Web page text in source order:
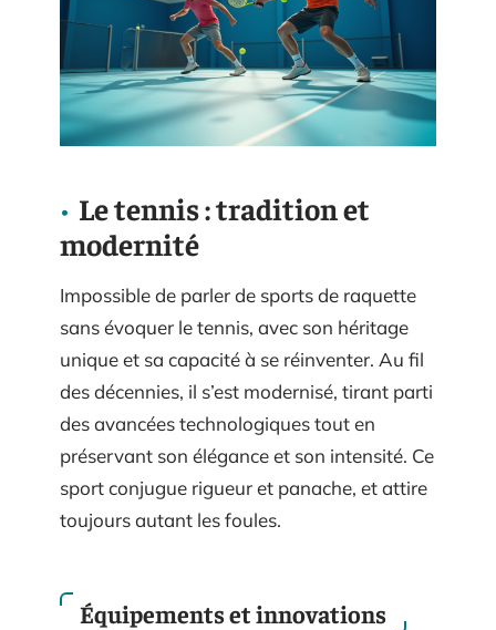
Le tennis : tradition et
modernité
Impossible de parler de sports de raquette
sans évoquer le tennis, avec son héritage
unique et sa capacité à se réinventer. Au fil
des décennies, il s’est modernisé, tirant parti
des avancées technologiques tout en
préservant son élégance et son intensité. Ce
sport conjugue rigueur et panache, et attire
toujours autant les foules.
Équipements et innovations